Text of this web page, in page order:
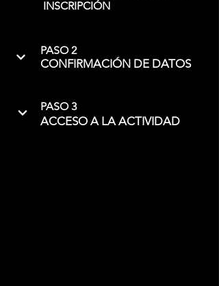
INSCRIPCIÓN
PASO 2
CONFIRMACIÓN DE DATOS
PASO 3
ACCESO A LA ACTIVIDAD